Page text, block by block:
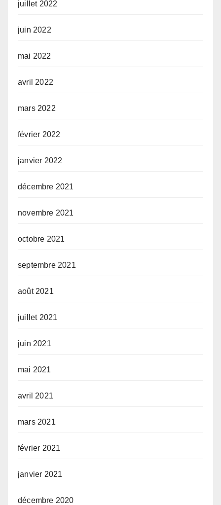
juillet 2022
juin 2022
mai 2022
avril 2022
mars 2022
février 2022
janvier 2022
décembre 2021
novembre 2021
octobre 2021
septembre 2021
août 2021
juillet 2021
juin 2021
mai 2021
avril 2021
mars 2021
février 2021
janvier 2021
décembre 2020